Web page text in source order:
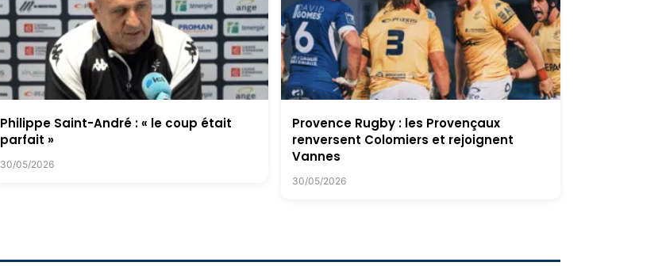
Philippe Saint-André : « le coup était
parfait »
30/05/2026
Provence Rugby : les Provençaux
renversent Colomiers et rejoignent
Vannes
30/05/2026